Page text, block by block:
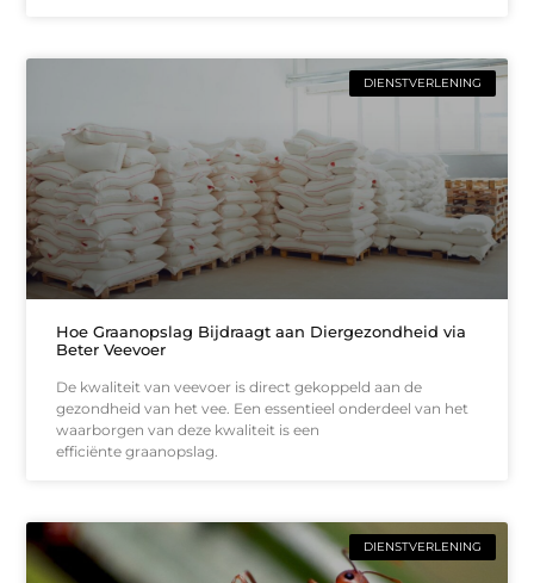
DIENSTVERLENING
Hoe Graanopslag Bijdraagt aan Diergezondheid via
Beter Veevoer
De kwaliteit van veevoer is direct gekoppeld aan de
gezondheid van het vee. Een essentieel onderdeel van het
waarborgen van deze kwaliteit is een
efficiënte graanopslag.
DIENSTVERLENING